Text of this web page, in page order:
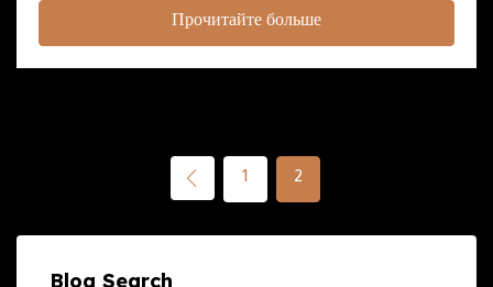
Прочитайте больше
1 2
Blog Search